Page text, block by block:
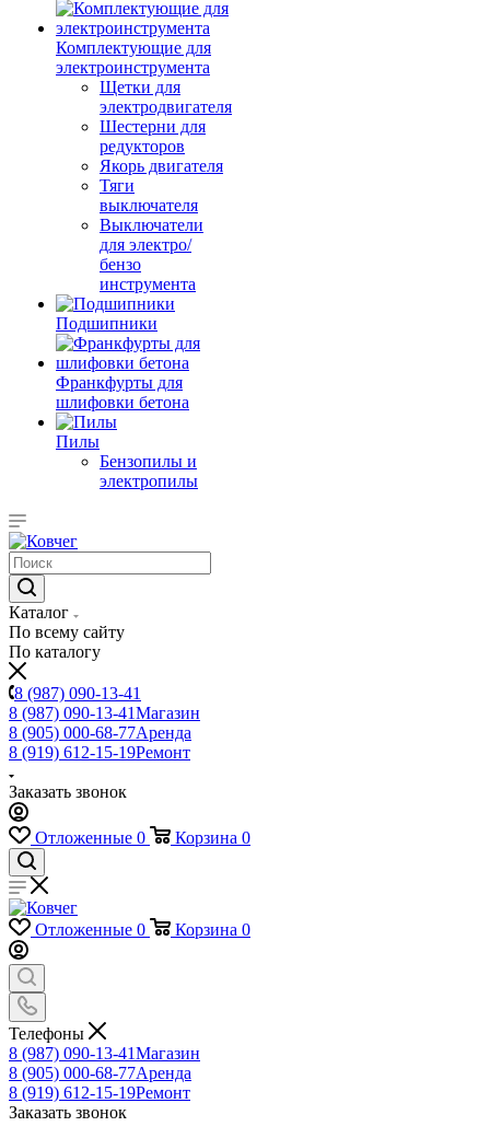
Комплектующие для
электроинструмента
Щетки для
электродвигателя
Шестерни для
редукторов
Якорь двигателя
Тяги
выключателя
Выключатели
для электро/
бензо
инструмента
Подшипники
Франкфурты для
шлифовки бетона
Пилы
Бензопилы и
электропилы
Каталог
По всему сайту
По каталогу
8 (987) 090-13-41
8 (987) 090-13-41Магазин
8 (905) 000-68-77Аренда
8 (919) 612-15-19Ремонт
Заказать звонок
Отложенные 0 Корзина 0
Отложенные 0 Корзина 0
Телефоны
8 (987) 090-13-41Магазин
8 (905) 000-68-77Аренда
8 (919) 612-15-19Ремонт
Заказать звонок